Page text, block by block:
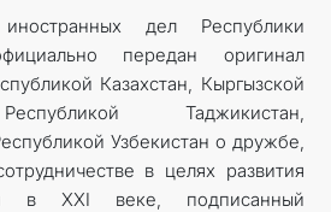
дел Республики
передан оригинал
Казахстан, Кыргызской
Таджикистан,
Узбекистан о дружбе,
в целях развития
в XXI веке, подписанный